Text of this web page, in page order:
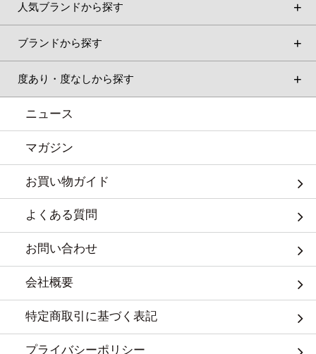
人気ブランドから探す
ブランドから探す
度あり・度なしから探す
ニュース
マガジン
お買い物ガイド
よくある質問
お問い合わせ
会社概要
特定商取引に基づく表記
プライバシーポリシー